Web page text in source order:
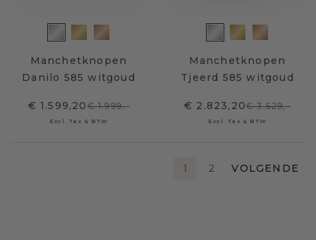
Manchetknopen
Danilo 585 witgoud
€ 1.599,20€ 1.999,-
Excl. Tax & BTW
Manchetknopen
Tjeerd 585 witgoud
€ 2.823,20€ 3.529,-
Excl. Tax & BTW
1 2 VOLGENDE